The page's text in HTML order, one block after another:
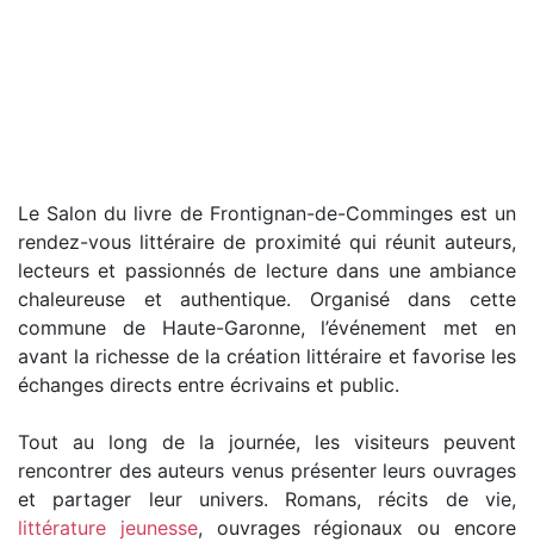
Le Salon du livre de Frontignan-de-Comminges est un
rendez-vous littéraire de proximité qui réunit auteurs,
lecteurs et passionnés de lecture dans une ambiance
chaleureuse et authentique. Organisé dans cette
commune de Haute-Garonne, l’événement met en
avant la richesse de la création littéraire et favorise les
échanges directs entre écrivains et public.
Tout au long de la journée, les visiteurs peuvent
rencontrer des auteurs venus présenter leurs ouvrages
et partager leur univers. Romans, récits de vie,
littérature jeunesse, ouvrages régionaux ou encore